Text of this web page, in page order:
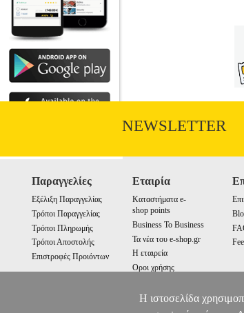
NEWSLETTER
Παραγγελίες
Εξέλιξη Παραγγελίας
Τρόποι Παραγγελίας
Τρόποι Πληρωμής
Τρόποι Αποστολής
Επιστροφές Προιόντων
Εταιρία
Καταστήματα e-
shop points
Business To Business
Τα νέα του e-shop.gr
Η εταιρεία
Οροι χρήσης
Η ιστοσελίδα